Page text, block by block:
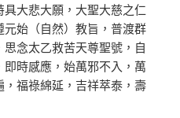
大悲大願，大聖大慈之仁
始（自然）教旨，普渡群
念太乙救苦天尊聖號，自
時感應，始萬邪不入，萬
福祿綿延，吉祥萃泰，壽